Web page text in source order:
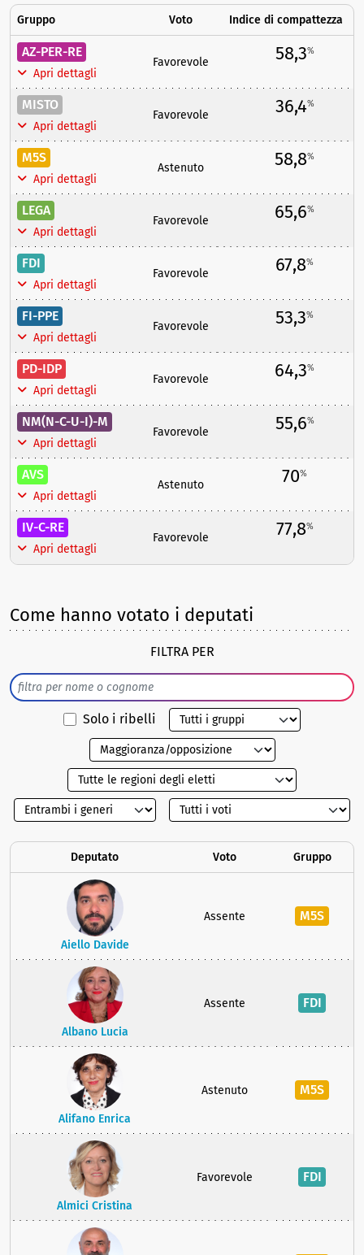
Gruppo Voto Indice di compattezza
AZ-PER-RE
Apri dettagli
Favorevole 58,3%
MISTO
Apri dettagli
Favorevole 36,4%
M5S
Apri dettagli
Astenuto 58,8%
LEGA
Apri dettagli
Favorevole 65,6%
FDI
Apri dettagli
Favorevole 67,8%
FI-PPE
Apri dettagli
Favorevole 53,3%
PD-IDP
Apri dettagli
Favorevole 64,3%
NM(N-C-U-I)-M
Apri dettagli
Favorevole 55,6%
AVS
Apri dettagli
Astenuto 70%
IV-C-RE
Apri dettagli
Favorevole 77,8%
Come hanno votato i deputati
FILTRA PER
Solo i ribelli
Deputato Voto Gruppo
Aiello Davide
Assente M5S
Albano Lucia
Assente FDI
Alifano Enrica
Astenuto M5S
Almici Cristina
Favorevole FDI